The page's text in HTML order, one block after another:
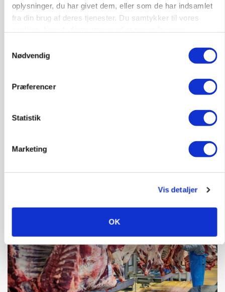
oplysninger, du har givet dem, eller som de har indsamlet
fra din brug af deres tjenester. Du samtykker til vores
Nødvendig
Præferencer
Statistik
Marketing
Vis detaljer
OK
Annonce
Loading...